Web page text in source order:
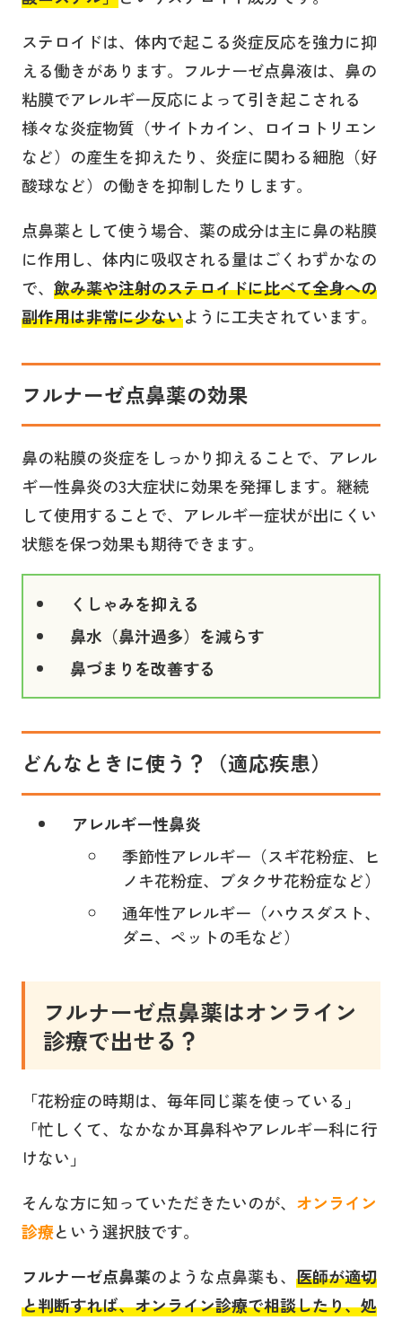
ステロイドは、体内で起こる炎症反応を強力に抑
える働きがあります。フルナーゼ点鼻液は、鼻の
粘膜でアレルギー反応によって引き起こされる
様々な炎症物質（サイトカイン、ロイコトリエン
など）の産生を抑えたり、炎症に関わる細胞（好
酸球など）の働きを抑制したりします。
点鼻薬として使う場合、薬の成分は主に鼻の粘膜
に作用し、体内に吸収される量はごくわずかなの
で、 飲み薬や注射のステロイドに比べて全身への
副作用は非常に少ないように工夫されています。
フルナーゼ点鼻薬の効果
鼻の粘膜の炎症をしっかり抑えることで、アレル
ギー性鼻炎の3大症状に効果を発揮します。継続
して使用することで、アレルギー症状が出にくい
状態を保つ効果も期待できます。
くしゃみを抑える
鼻水（鼻汁過多）を減らす
鼻づまりを改善する
どんなときに使う？（適応疾患）
アレルギー性鼻炎
季節性アレルギー（スギ花粉症、ヒ
ノキ花粉症、ブタクサ花粉症など）
通年性アレルギー（ハウスダスト、
ダニ、ペットの毛など）
フルナーゼ点鼻薬はオンライン
診療で出せる？
「花粉症の時期は、毎年同じ薬を使っている」
「忙しくて、なかなか耳鼻科やアレルギー科に行
けない」
そんな方に知っていただきたいのが、 オンライン
診療という選択肢です。
フルナーゼ点鼻薬のような点鼻薬も、 医師が適切
と判断すれば、オンライン診療で相談したり、処